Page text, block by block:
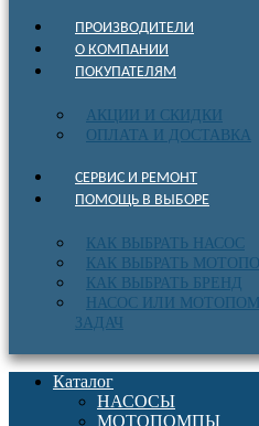
ПРОИЗВОДИТЕЛИ
О КОМПАНИИ
ПОКУПАТЕЛЯМ
АКЦИИ И СКИДКИ
ОПЛАТА И ДОСТАВКА
СЕРВИС И РЕМОНТ
ПОМОЩЬ В ВЫБОРЕ
КАК ВЫБРАТЬ НАСОС
КАК ВЫБРАТЬ
КАК ВЫБРАТЬ БРЕНД
НАСОС ИЛИ
ЗАДАЧ
Каталог
НАСОСЫ
МОТОПОМПЫ